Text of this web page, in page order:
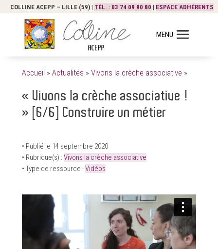
COLLINE ACEPP – LILLE (59) | TÉL. : 03 74 09 90 80 | ESPACE ADHÉRENTS
Accueil » Actualités » Vivons la crèche associative »
« Vivons la crèche associative !
» [6/6] Construire un métier
• Publié le 14 septembre 2020
• Rubrique(s) : Vivons la crèche associative
• Type de ressource : Vidéos